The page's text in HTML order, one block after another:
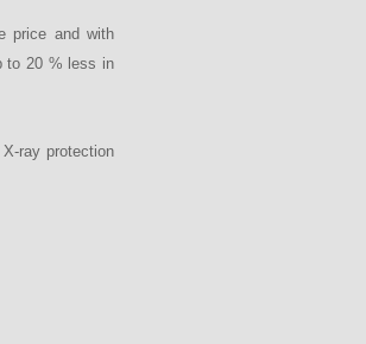
price and with
to 20 % less in
ray protection